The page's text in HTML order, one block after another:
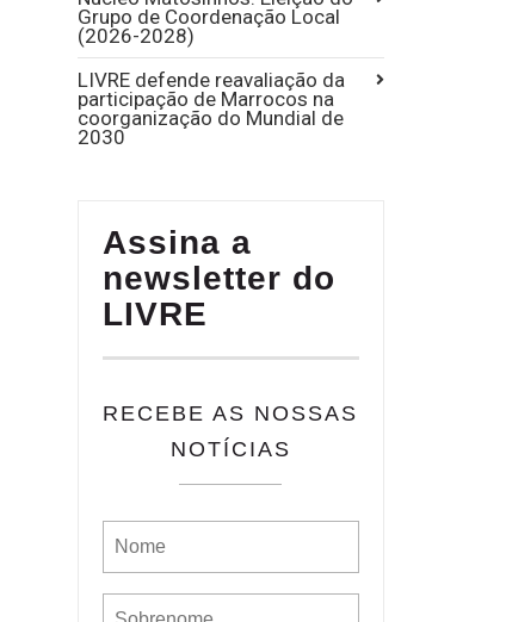
Grupo de Coordenação Local
(2026-2028)
LIVRE defende reavaliação da
participação de Marrocos na
coorganização do Mundial de
2030
Assina a
newsletter do
LIVRE
RECEBE AS NOSSAS
NOTÍCIAS